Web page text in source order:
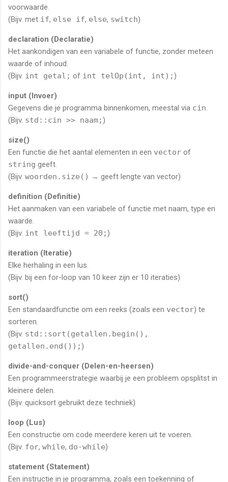
voorwaarde.
(Bijv. met if, else if, else, switch)
declaration (Declaratie)
Het aankondigen van een variabele of functie, zonder meteen
waarde of inhoud.
(Bijv. int getal; of int telOp(int, int);)
input (Invoer)
Gegevens die je programma binnenkomen, meestal via cin
(Bijv. std::cin >> naam;)
size()
Een functie die het aantal elementen in een vector of
string geeft.
(Bijv. woorden.size() → geeft lengte van vector)
definition (Definitie)
Het aanmaken van een variabele of functie met naam, type en
waarde.
(Bijv. int leeftijd = 20;)
iteration (Iteratie)
Elke herhaling in een lus.
(Bijv. bij een for-loop van 10 keer zijn er 10 iteraties)
sort()
Een standaardfunctie om een reeks (zoals een vector) te
sorteren.
(Bijv. std::sort(getallen.begin(),
getallen.end());)
divide-and-conquer (Delen-en-heersen)
Een programmeerstrategie waarbij je een probleem opsplitst in
kleinere delen.
(Bijv. quicksort gebruikt deze techniek)
loop (Lus)
Een constructie om code meerdere keren uit te voeren.
(Bijv. for, while, do-while)
statement (Statement)
Een instructie in je programma, zoals een toekenning of